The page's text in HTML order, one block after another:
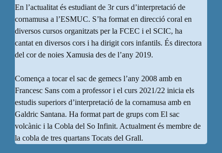
En l’actualitat és estudiant de 3r curs d’interpretació de
cornamusa a l’ESMUC. S’ha format en direcció coral en
diversos cursos organitzats per la FCEC i el SCIC, ha
cantat en diversos cors i ha dirigit cors infantils. És directora
del cor de noies Xamusia des de l’any 2019.
Comença a tocar el sac de gemecs l’any 2008 amb en
Francesc Sans com a professor i el curs 2021/22 inicia els
estudis superiors d’interpretació de la cornamusa amb en
Galdric Santana. Ha format part de grups com El sac
volcànic i la Cobla del So Infinit. Actualment és membre de
la cobla de tres quartans Tocats del Grall.